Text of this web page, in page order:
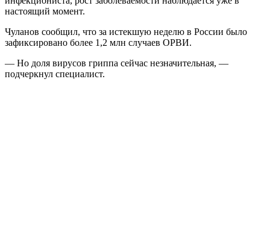
настоящий момент.
Чуланов сообщил, что за истекшую неделю в России было
зафиксировано более 1,2 млн случаев ОРВИ.
— Но доля вирусов гриппа сейчас незначительная, —
подчеркнул специалист.